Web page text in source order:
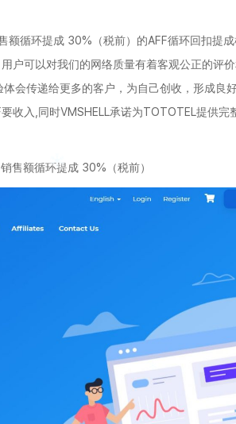
额循环提成 30%（税前）的AFF循环回扣提
户可以对我们的网络质量有着客观公正的评
会传递给更多的客户，为自己创收，形成良
收入,同时VMSHELL承诺为TOTOTEL提供完
销售额循环提成 30%（税前）